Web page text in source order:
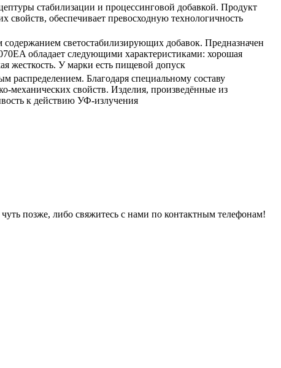
стабилизации и процессинговой добавкой. Продукт
свойств, обеспечивает превосходную технологичность
светостабилизирующих добавок. Предназначен
обладает следующими характеристиками: хорошая
жесткость. У марки есть пищевой допуск
распределением. Благодаря специальному составу
механических свойств. Изделия, произведённые из
к действию УФ-излучения
позже, либо свяжитесь с нами по контактным телефонам!